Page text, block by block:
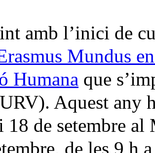
amb l’inici de
Mundus
Humana que
Aquest any
18 de setembre al
de les 9 h